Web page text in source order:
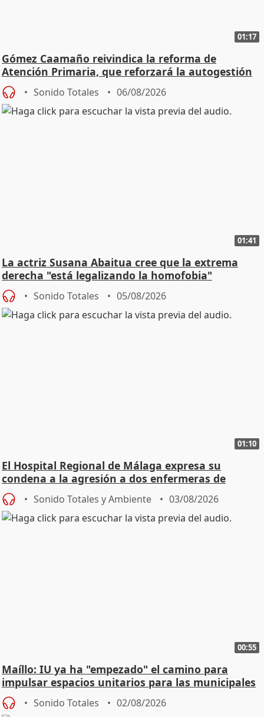
01:17
Gómez Caamaño reivindica la reforma de
Atención Primaria, que reforzará la autogestión
Sonido Totales 06/08/2026
01:41
La actriz Susana Abaitua cree que la extrema
derecha "está legalizando la homofobia"
Sonido Totales 05/08/2026
01:10
El Hospital Regional de Málaga expresa su
condena a la agresión a dos enfermeras de
Urgencias
Sonido Totales y Ambiente 03/08/2026
00:55
Maíllo: IU ya ha "empezado" el camino para
impulsar espacios unitarios para las municipales
Sonido Totales 02/08/2026